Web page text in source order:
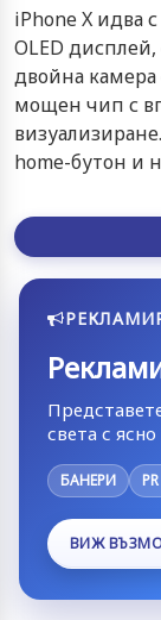
iPhone X идва
OLED
двойна
мощен чип с
home-бутон и
света с
БАНЕРИ
ВИЖ